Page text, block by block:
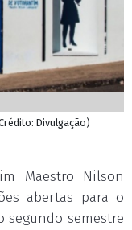
Divulgação)
Maestro Nilson
abertas para o
segundo semestre